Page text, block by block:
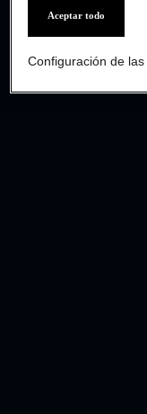
Aceptar todo
Configuración de